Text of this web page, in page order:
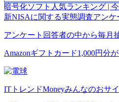
暗号化ソフト 人気ランキング |
新NISAに関する実態調査アンケ
アンケート回答者の中から毎月
Amazonギフトカード1,000円分が
ITトレンドMoneyみんなのおサ